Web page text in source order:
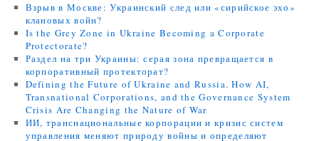
Взрыв в Москве: Украинский след или «сирийское эхо»
клановых войн?
Is the Grey Zone in Ukraine Becoming a Corporate
Protectorate?
Раздел на три Украины: серая зона превращается в
корпоративный протекторат?
Defining the Future of Ukraine and Russia. How AI,
Transnational Corporations, and the Governance System
Crisis Are Changing the Nature of War
ИИ, транснациональные корпорации и кризис систем
управления меняют природу войны и определяют